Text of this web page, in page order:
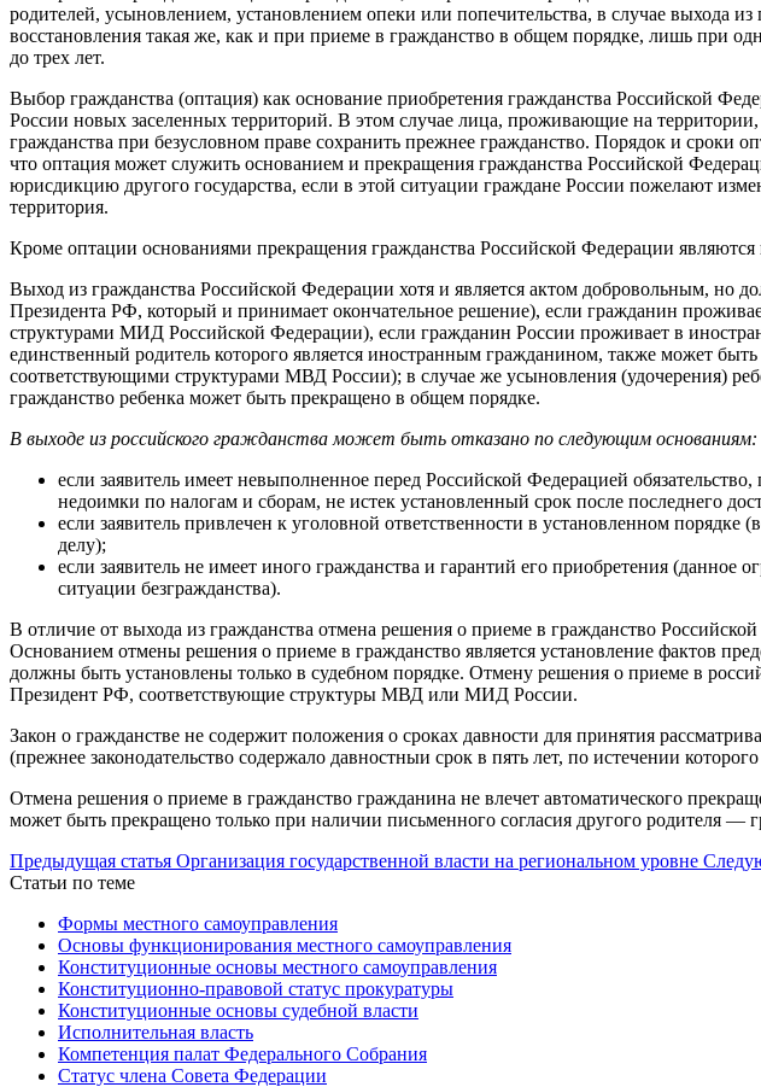
родителей, усыновлением, установлением опеки или попечительства, в случае выхода
восстановления такая же, как и при приеме в гражданство в общем порядке, лишь при
до трех лет.
Выбор гражданства (оптация) как основание приобретения гражданства Российской
России новых заселенных территорий. В этом случае лица, проживающие на
гражданства при безусловном праве сохранить прежнее гражданство. Порядок и
что оптация может служить основанием и прекращения гражданства Российской
юрисдикцию другого государства, если в этой ситуации граждане России пожелают
территория.
Кроме оптации основаниями прекращения гражданства Российской Федерации
Выход из гражданства Российской Федерации хотя и является актом добровольным, но
Президента РФ, который и принимает окончательное решение), если гражданин
структурами МИД Российской Федерации), если гражданин России проживает в
единственный родитель которого является иностранным гражданином, также может
соответствующими структурами МВД России); в случае же усыновления (удочерения)
гражданство ребенка может быть прекращено в общем порядке.
В выходе из российского гражданства может быть отказано по следующим основаниям:
если заявитель имеет невыполненное перед Российской Федерацией
недоимки по налогам и сборам, не истек установленный срок после последнего
если заявитель привлечен к уголовной ответственности в установленном
делу);
если заявитель не имеет иного гражданства и гарантий его приобретения
ситуации безгражданства).
В отличие от выхода из гражданства отмена решения о приеме в гражданство
Основанием отмены решения о приеме в гражданство является установление фактов
должны быть установлены только в судебном порядке. Отмену решения о приеме в
Президент РФ, соответствующие структуры МВД или МИД России.
Закон о гражданстве не содержит положения о сроках давности для принятия
(прежнее законодательство содержало давностныи срок в пять лет, по истечении
Отмена решения о приеме в гражданство гражданина не влечет автоматического
может быть прекращено только при наличии письменного согласия другого родителя
Предыдущая статья Организация государственной власти на региональном уровне
Статьи по теме
Формы местного самоуправления
Основы функционирования местного самоуправления
Конституционные основы местного самоуправления
Конституционно-правовой статус прокуратуры
Конституционные основы судебной власти
Исполнительная власть
Компетенция палат Федерального Собрания
Статус члена Совета Федерации